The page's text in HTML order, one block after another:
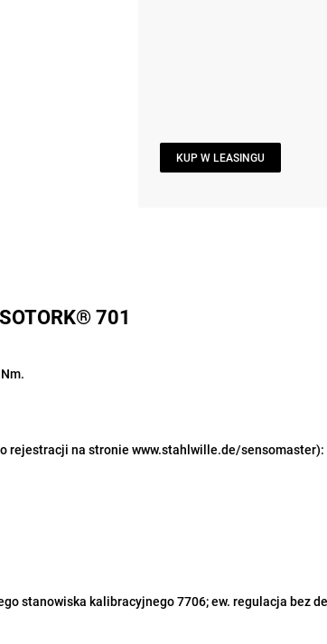
KUP W LEASINGU
701
rejestracji na stronie www.stahlwille.de/sensomaster):
stanowiska kalibracyjnego 7706; ew. regulacja bez